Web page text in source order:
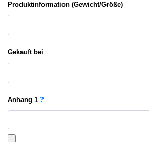
Produktinformation (Gewicht/Größe)
Gekauft bei
Anhang 1 ?